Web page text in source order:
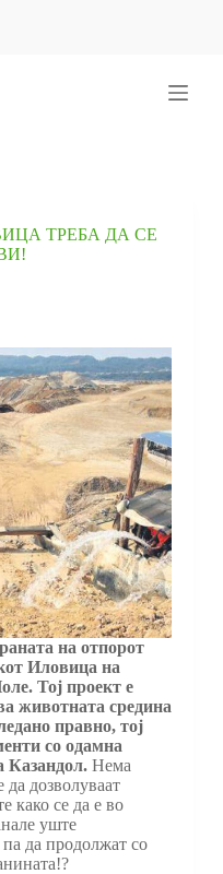
ТРЕБА ДА СЕ
на отпорот
Иловица на
Тој проект е
животната средина
правно, тој
со одамна
Казандол.Нема
дозволуваат
како се да е во
уште
да продолжат со